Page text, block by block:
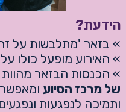
הידעת?
» בזאר 'מתלבשות על זה'
» האירוע מופעל כולו
» הכנסות הבזאר מהוות
של מרכז הסיוע
ותמיכה לנפגעות